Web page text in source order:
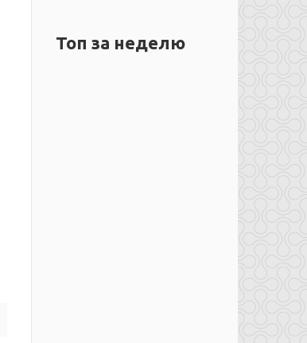
Топ за неделю